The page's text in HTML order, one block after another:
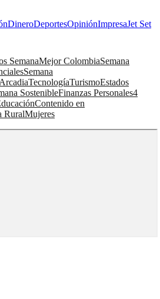
DineroDeportesOpiniónImpresaJet Set
SemanaMejor ColombiaSemana
Semana
ArcadiaTecnologíaTurismoEstados
SostenibleFinanzas Personales4
Contenido en
RuralMujeres